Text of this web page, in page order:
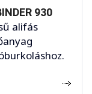
930
alifás